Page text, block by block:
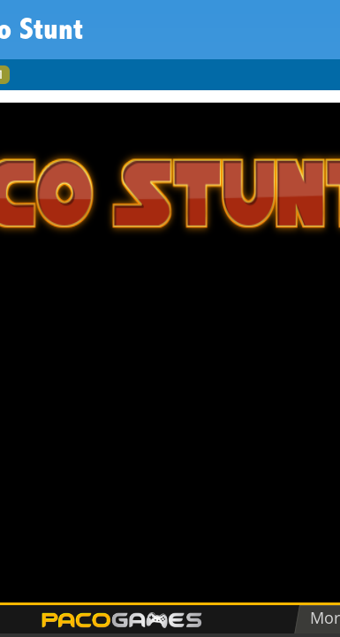
Stunt